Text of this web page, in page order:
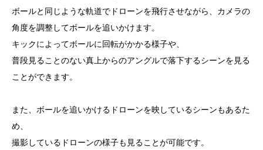
ボールと同じような軌道でドローンを飛行させながら、カメラの
角度を調整してボールを追いかけます。
キックによってボールに回転がかかる様子や、
普段見ることのない真上からのアングルで落下するシーンを見る
ことができます。
また、ボールを追いかけるドローンを映しているシーンもあるた
め、
撮影しているドローンの様子も見ることが可能です。